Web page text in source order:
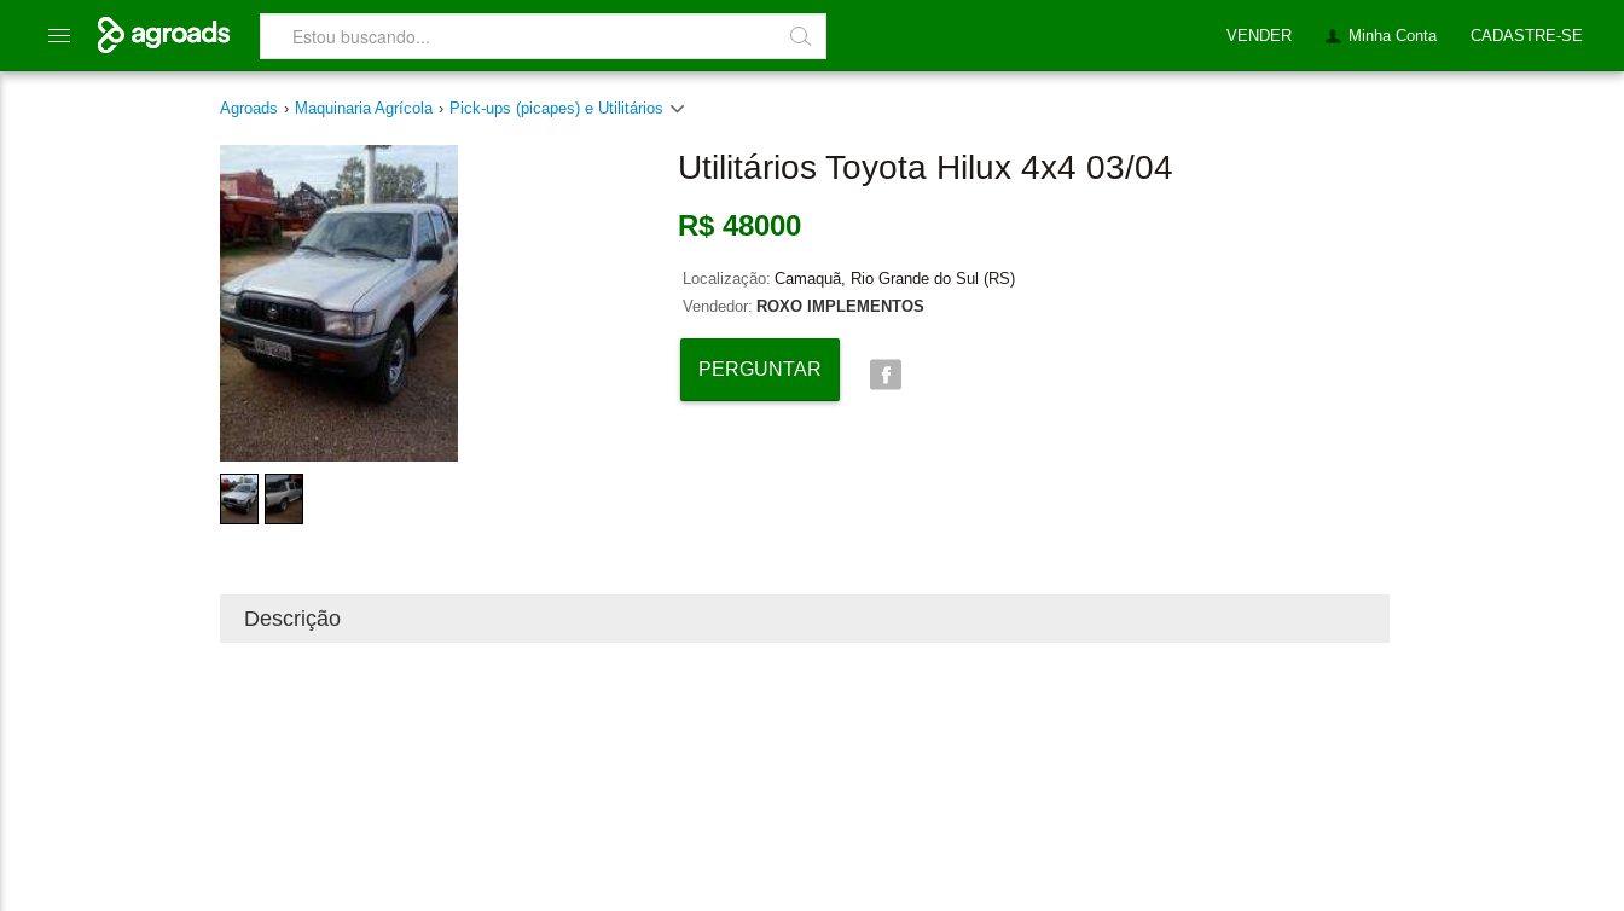
VENDER Minha Conta CADASTRE-SE
Agroads › Maquinaria Agrícola › Pick-ups (picapes) e Utilitários
Utilitários Toyota Hilux 4x4 03/04
R$ 48000
Localização: Camaquã, Rio Grande do Sul (RS)
Vendedor: ROXO IMPLEMENTOS
PERGUNTAR
Descrição